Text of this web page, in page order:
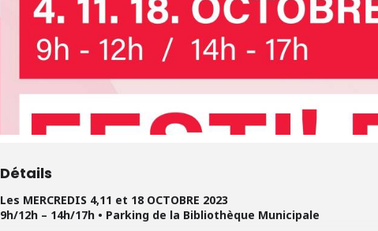
Détails
Les MERCREDIS 4,11 et 18 OCTOBRE 2023
9h/12h – 14h/17h • Parking de la Bibliothèque Municipale